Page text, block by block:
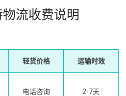
流收费说明
轻货价格 运输时效
电话咨询 2-7天